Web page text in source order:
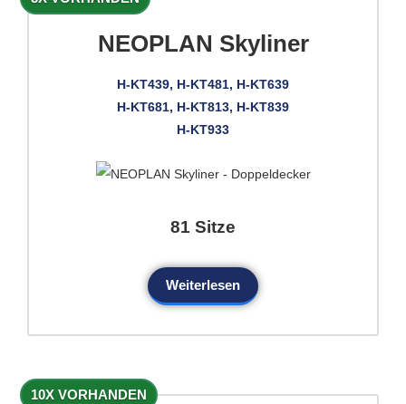
NEOPLAN Skyliner
H-KT439, H-KT481, H-KT639
H-KT681, H-KT813, H-KT839
H-KT933
81 Sitze
Weiterlesen
10X VORHANDEN